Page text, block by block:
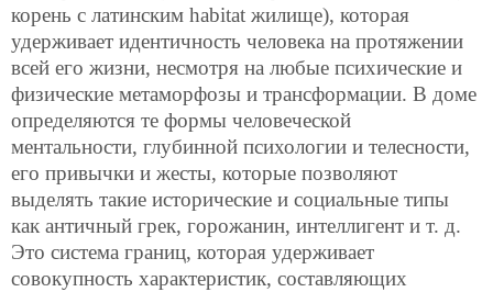
корень с латинским habitat жилище), которая
удерживает идентичность человека на протяжении
всей его жизни, несмотря на любые психические и
физические метаморфозы и трансформации. В доме
определяются те формы человеческой
ментальности, глубинной психологии и телесности,
его привычки и жесты, которые позволяют
выделять такие исторические и социальные типы
как античный грек, горожанин, интеллигент и т. д.
Это система границ, которая удерживает
совокупность характеристик, составляющих